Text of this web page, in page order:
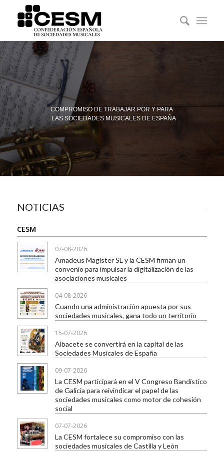
COMPROMISO DE TRABAJAR POR Y PARA
LAS SOCIEDADES MUSICALES DE ESPAÑA
NOTICIAS
CESM
07-08-2026
Amadeus Magister SL y la CESM firman un
convenio para impulsar la digitalización de las
asociaciones musicales
04-08-2026
Cuando una administración apuesta por sus
sociedades musicales, gana todo un territorio
15-07-2026
Albacete se convertirá en la capital de las
Sociedades Musicales de España
09-07-2026
La CESM participará en el V Congreso Bandístico
de Galicia para reivindicar el papel de las
sociedades musicales como motor de cohesión
social
07-07-2026
La CESM fortalece su compromiso con las
sociedades musicales de Castilla y León